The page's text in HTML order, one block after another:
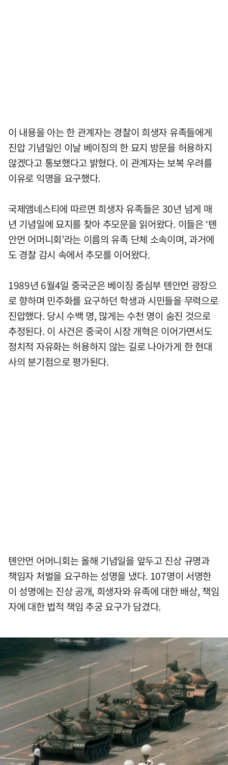
이 내용을 아는 한 관계자는 경찰이 희생자 유족들에게
진압 기념일인 이날 베이징의 한 묘지 방문을 허용하지
않겠다고 통보했다고 밝혔다. 이 관계자는 보복 우려를
이유로 익명을 요구했다.
국제앰네스티에 따르면 희생자 유족들은 30년 넘게 매
년 기념일에 묘지를 찾아 추모문을 읽어왔다. 이들은 ‘톈
안먼 어머니회’라는 이름의 유족 단체 소속이며, 과거에
도 경찰 감시 속에서 추모를 이어왔다.
1989년 6월4일 중국군은 베이징 중심부 톈안먼 광장으
로 향하며 민주화를 요구하던 학생과 시민들을 무력으로
진압했다. 당시 수백 명, 많게는 수천 명이 숨진 것으로
추정된다. 이 사건은 중국이 시장 개혁은 이어가면서도
정치적 자유화는 허용하지 않는 길로 나아가게 한 현대
사의 분기점으로 평가된다.
톈안먼 어머니회는 올해 기념일을 앞두고 진상 규명과
책임자 처벌을 요구하는 성명을 냈다. 107명이 서명한
이 성명에는 진상 공개, 희생자와 유족에 대한 배상, 책임
자에 대한 법적 책임 추궁 요구가 담겼다.